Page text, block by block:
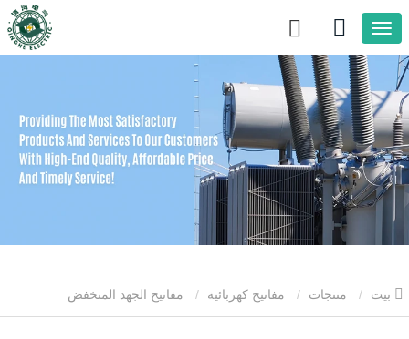
منتجات مفاتيح كهربائية